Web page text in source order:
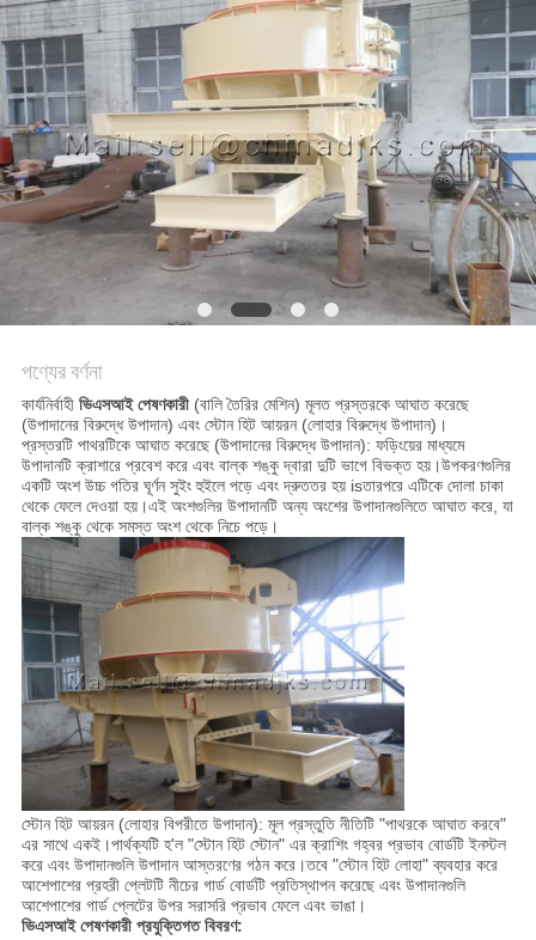
গোপনীয়তা
নীতি
পণ্যের বর্ণনা
কার্যনির্বাহীভিএসআই পেষণকারী(বালি তৈরির মেশিন) মূলত প্রস্তরকে আঘাত করেছে
(উপাদানের বিরুদ্ধে উপাদান) এবং স্টোন হিট আয়রন (লোহার বিরুদ্ধে উপাদান)।
প্রস্তরটি পাথরটিকে আঘাত করেছে (উপাদানের বিরুদ্ধে উপাদান): ফড়িংয়ের মাধ্যমে
উপাদানটি ক্রাশারে প্রবেশ করে এবং বাল্ক শঙ্কু দ্বারা দুটি ভাগে বিভক্ত হয়।উপকরণগুলির
একটি অংশ উচ্চ গতির ঘূর্ণন সুইং হুইলে পড়ে এবং দ্রুততর হয় isতারপরে এটিকে দোলা চাকা
থেকে ফেলে দেওয়া হয়।এই অংশগুলির উপাদানটি অন্য অংশের উপাদানগুলিতে আঘাত করে, যা
বাল্ক শঙ্কু থেকে সমস্ত অংশ থেকে নিচে পড়ে।
স্টোন হিট আয়রন (লোহার বিপরীতে উপাদান): মূল প্রস্তুতি নীতিটি "পাথরকে আঘাত করবে"
এর সাথে একই।পার্থক্যটি হ'ল "স্টোন হিট স্টোন" এর ক্রাশিং গহ্বর প্রভাব বোর্ডটি ইনস্টল
করে এবং উপাদানগুলি উপাদান আস্তরণের গঠন করে।তবে "স্টোন হিট লোহা" ব্যবহার করে
আশেপাশের প্রহরী প্লেটটি নীচের গার্ড বোর্ডটি প্রতিস্থাপন করেছে এবং উপাদানগুলি
আশেপাশের গার্ড প্লেটের উপর সরাসরি প্রভাব ফেলে এবং ভাঙা।
ভিএসআই পেষণকারী প্রযুক্তিগত বিবরণ: